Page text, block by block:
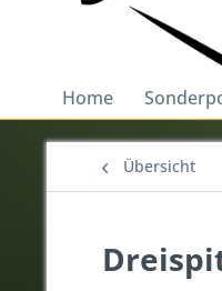
Home
Übersicht